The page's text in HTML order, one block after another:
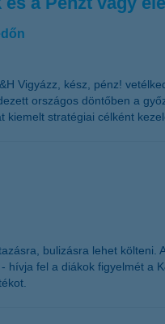
Vigyázz, kész, pénz!
országos döntőben a
stratégiai célként
bulizásra lehet
fel a diákok figyelmét a